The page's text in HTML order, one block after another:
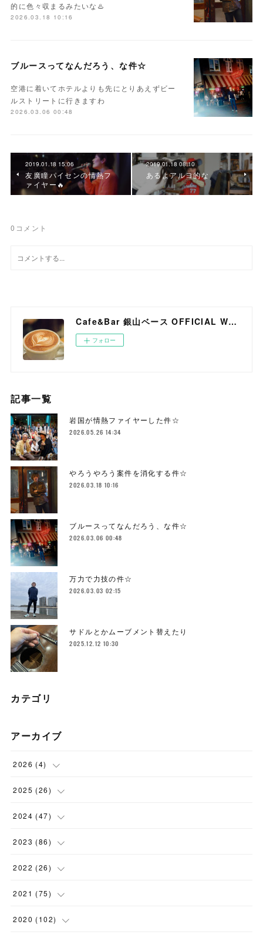
的に色々収まるみたいな♨️
2026.03.18 10:16
ブルースってなんだろう、な件☆
空港に着いてホテルよりも先にとりあえずビー
ルストリートに行きますわ
2026.03.06 00:48
2019.01.18 15:06
友廣瞳パイセンの情熱フ
ァイヤー🔥
2019.01.18 08:10
あるよアルヨ的な
0 コメント
Cafe&Bar 銀山ベース OFFICIAL WEB SITE
フォロー
記事一覧
岩国が情熱ファイヤーした件☆
2026.05.26 14:34
やろうやろう案件を消化する件☆
2026.03.18 10:16
ブルースってなんだろう、な件☆
2026.03.06 00:48
万力で力技の件☆
2026.03.03 02:15
サドルとかムーブメント替えたり
2025.12.12 10:30
カテゴリ
アーカイブ
2026 (4)
(1)
(3)
2025 (26)
(2)
(1)
(2)
(3)
2024 (47)
(4)
(2)
(1)
( 1 )
2023 (86)
(6)
(9)
(15)
2022 (26)
(5)
(2)
2021 (75)
(2)
2020 (102)